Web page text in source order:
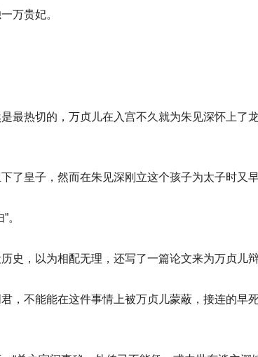
万贵妃。
最热切的，万贞儿在入宫不久就为朱见深怀上
了皇子，然而在朱见深刚立这个孩子为太子时又
。
史，以为相配无理，还写了一篇论文来为万贞儿
，不能能在这件事情上被万贞儿蒙蔽，接连的